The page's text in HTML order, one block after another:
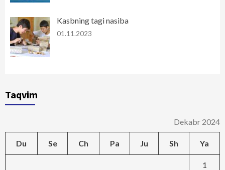
Kasbning tagi nasiba
01.11.2023
Taqvim
Dekabr 2024
Du Se Ch Pa Ju Sh Ya
1